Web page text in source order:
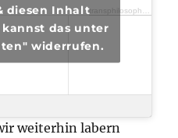
diesen Inhalt
das unter
widerrufen.
weiterhin labern